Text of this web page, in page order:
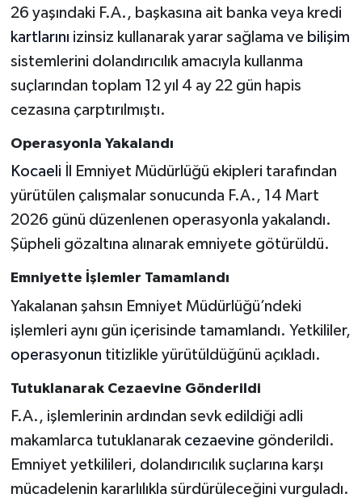
26 yaşındaki F.A., başkasına ait banka veya kredi
kartlarını izinsiz kullanarak yarar sağlama ve bilişim
sistemlerini dolandırıcılık amacıyla kullanma
suçlarından toplam 12 yıl 4 ay 22 gün hapis
cezasına çarptırılmıştı.
Operasyonla Yakalandı
Kocaeli
İl Emniyet Müdürlüğü ekipleri tarafından
yürütülen çalışmalar sonucunda F.A., 14 Mart
2026 günü düzenlenen operasyonla yakalandı.
Şüpheli gözaltına alınarak emniyete götürüldü.
Emniyette İşlemler Tamamlandı
Yakalanan şahsın Emniyet Müdürlüğü’ndeki
işlemleri aynı gün içerisinde tamamlandı. Yetkililer,
operasyonun titizlikle yürütüldüğünü açıkladı.
Tutuklanarak Cezaevine Gönderildi
F.A., işlemlerinin ardından sevk edildiği adli
makamlarca tutuklanarak cezaevine gönderildi.
Emniyet yetkilileri, dolandırıcılık suçlarına karşı
mücadelenin kararlılıkla sürdürüleceğini vurguladı.